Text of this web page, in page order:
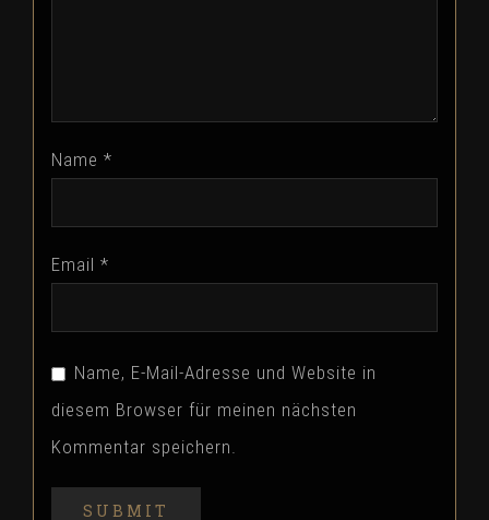
Name *
Email *
Name, E-Mail-Adresse und Website in
diesem Browser für meinen nächsten
Kommentar speichern.